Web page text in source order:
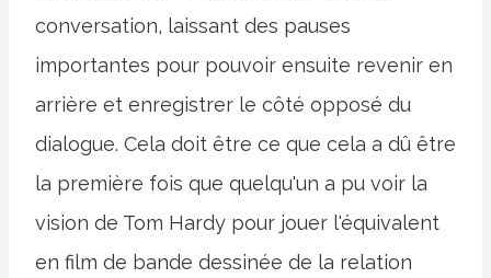
conversation, laissant des pauses
importantes pour pouvoir ensuite revenir en
arrière et enregistrer le côté opposé du
dialogue. Cela doit être ce que cela a dû être
la première fois que quelqu'un a pu voir la
vision de Tom Hardy pour jouer l'équivalent
en film de bande dessinée de la relation